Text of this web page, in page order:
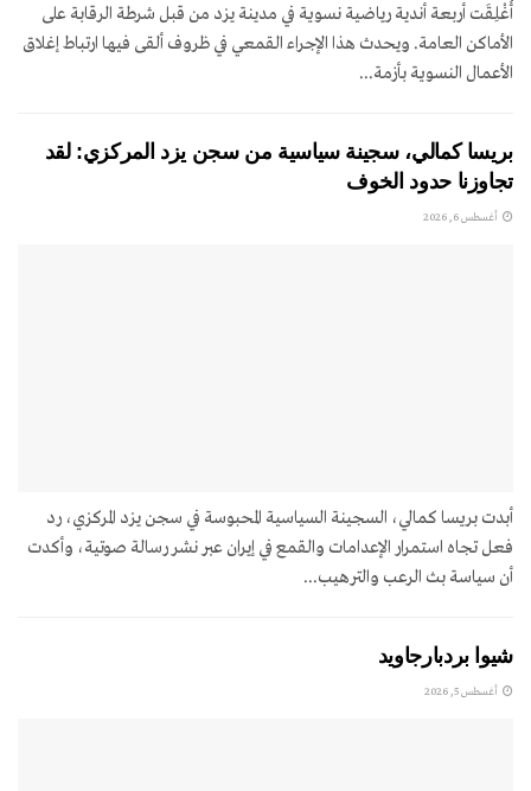
أُغْلِقَت أربعة أندية رياضية نسوية في مدينة يزد من قبل شرطة الرقابة على
الأماكن العامة. ويحدث هذا الإجراء القمعي في ظروف ألقى فيها ارتباط إغلاق
الأعمال النسوية بأزمة...
بريسا كمالي، سجينة سياسية من سجن يزد المركزي: لقد
تجاوزنا حدود الخوف
أغسطس 6, 2026
أبدت بريسا كمالي، السجينة السياسية المحبوسة في سجن يزد المركزي، رد
فعل تجاه استمرار الإعدامات والقمع في إيران عبر نشر رسالة صوتية، وأكدت
أن سياسة بث الرعب والترهيب...
شيوا بردبارجاويد
أغسطس 5, 2026